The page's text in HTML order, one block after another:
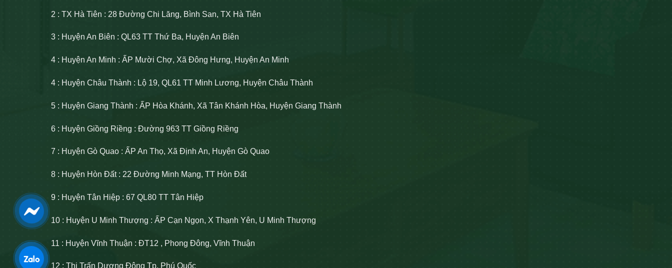
2 : TX Hà Tiên : 28 Đường Chi Lăng, Bình San, TX Hà Tiên
3 : Huyện An Biên : QL63 TT Thứ Ba, Huyện An Biên
4 : Huyện An Minh : ẤP Mười Chợ, Xã Đông Hưng, Huyện An Minh
4 : Huyện Châu Thành : Lộ 19, QL61 TT Minh Lương, Huyện Châu Thành
5 : Huyện Giang Thành : ẤP Hòa Khánh, Xã Tân Khánh Hòa, Huyện Giang Thành
6 : Huyện Giồng Riềng : Đường 963 TT Giồng Riềng
7 : Huyện Gò Quao : ẤP An Thọ, Xã Định An, Huyện Gò Quao
8 : Huyện Hòn Đất : 22 Đường Minh Mạng, TT Hòn Đất
9 : Huyện Tân Hiệp : 67 QL80 TT Tân Hiệp
10 : Huyện U Minh Thượng : ẤP Cạn Ngọn, X Thạnh Yên, U Minh Thượng
11 : Huyện Vĩnh Thuận : ĐT12 , Phong Đông, Vĩnh Thuận
12 : Thị Trấn Dương Đông Tp. Phú Quốc